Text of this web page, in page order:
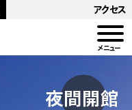
アクセス
メニュー